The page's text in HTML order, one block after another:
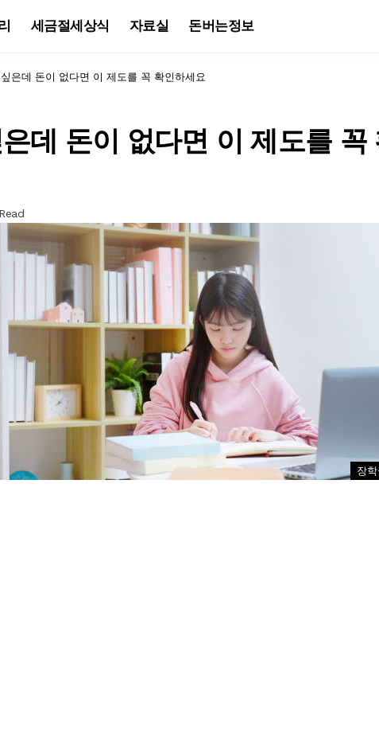
세금절세상식 자료실 돈버는정보
은데 돈이 없다면 이 제도를 꼭 확인하세요
데 돈이 없다면 이 제도를 꼭
장